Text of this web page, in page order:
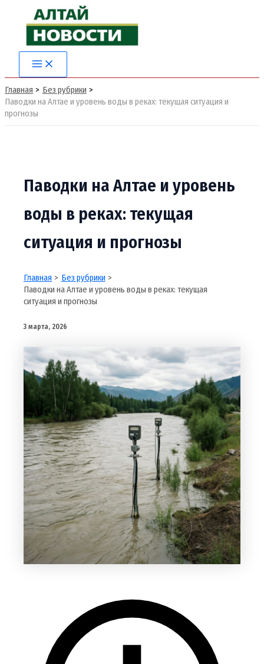
содержимому
Main
Menu
Главная
Без рубрики
Паводки на Алтае и уровень воды в реках: текущая ситуация и
прогнозы
Паводки на Алтае и уровень
воды в реках: текущая
ситуация и прогнозы
Главная
Без рубрики
Паводки на Алтае и уровень воды в реках: текущая
ситуация и прогнозы
3 марта, 2026